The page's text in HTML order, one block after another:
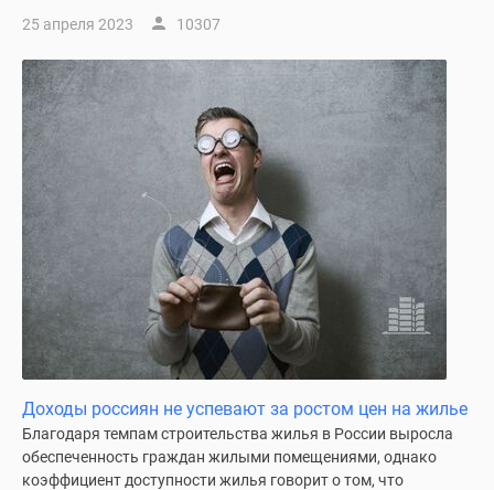
25 апреля 2023 10307
Доходы россиян не успевают за ростом цен на жилье
Благодаря темпам строительства жилья в России выросла
обеспеченность граждан жилыми помещениями, однако
коэффициент доступности жилья говорит о том, что